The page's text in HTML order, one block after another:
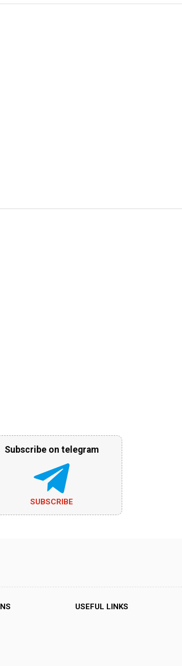
Subscribe on telegram
SUBSCRIBE
USEFUL LINKS